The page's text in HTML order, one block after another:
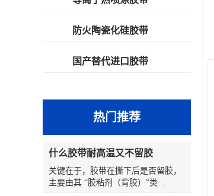
防火陶瓷化硅胶带
国产替代进口胶带
热门推荐
什么胶带耐高温又不留胶
关键在于，胶带在撕下后是否留胶，
主要由其 “胶粘剂（背胶）”类